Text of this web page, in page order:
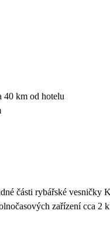
40 km od hotelu
části rybářské vesničky
zařízení cca 2